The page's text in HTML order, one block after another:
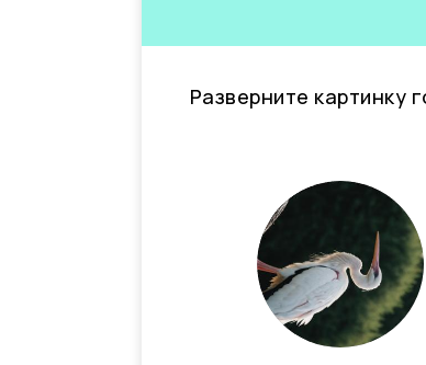
Разверните картинку